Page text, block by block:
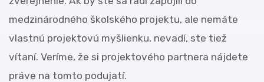
medzinárodného školského projektu, ale nemáte
vlastnú projektovú myšlienku, nevadí, ste tiež
vítaní. Veríme, že si projektového partnera nájdete
práve na tomto podujatí.